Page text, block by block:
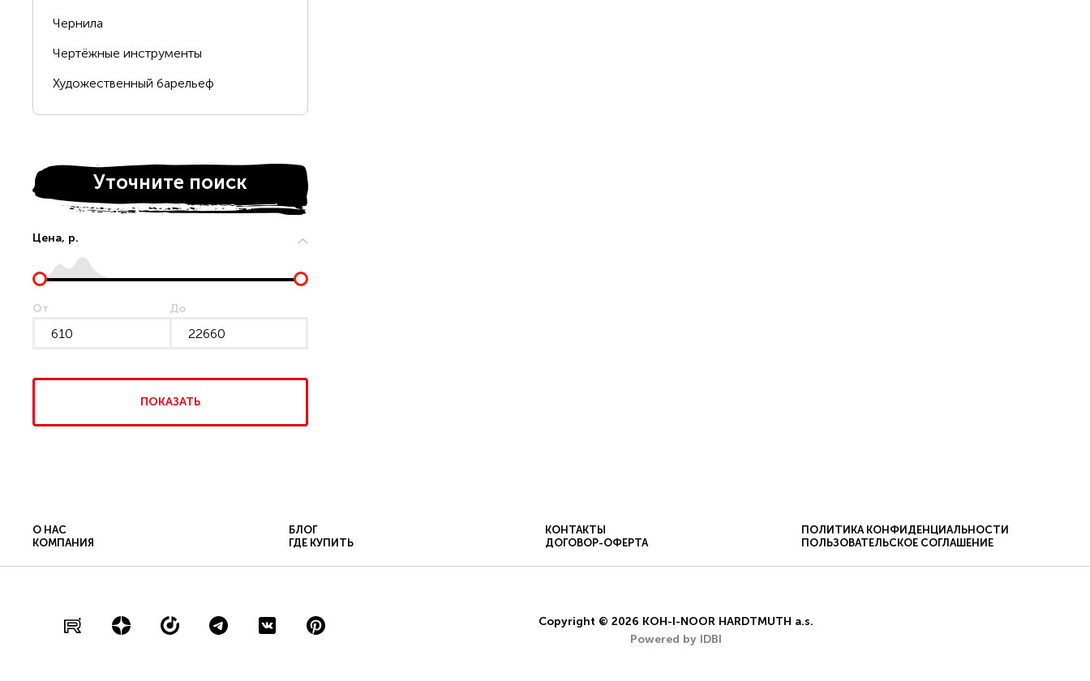
Copyright © 2025 KOH-I-NOOR HARDTMUTH a.s.. Все права защищены
Чернила
Чертёжные инструменты
Художественный барельеф
Уточните поиск
Цена, р.
От До
ПОКАЗАТЬ
О НАС БЛОГ КОНТАКТЫ
ПОЛИТИКА КОНФИДЕНЦИАЛЬНОСТИ
КОМПАНИЯ
ГДЕ КУПИТЬ ДОГОВОР-ОФЕРТА ПОЛЬЗОВАТЕЛЬСКОЕ СОГЛАШЕНИЕ
Copyright © 2026 KOH-I-NOOR HARDTMUTH a.s.
Powered by IDBI